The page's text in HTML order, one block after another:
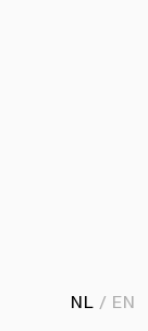
NL EN